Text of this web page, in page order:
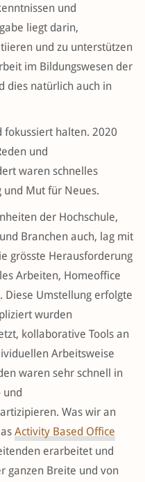
und
liegt darin,
und zu unterstützen
im Bildungswesen der
dies natürlich auch in
fokussiert halten. 2020
und
waren schnelles
und Mut für Neues.
der Hochschule,
Branchen auch, lag mit
grösste Herausforderung
Arbeiten, Homeoffice
Diese Umstellung erfolgte
wurden
kollaborative Tools an
Arbeitsweise
waren sehr schnell in
und
Was wir an
Activity Based Office
erarbeitet und
ganzen Breite und von